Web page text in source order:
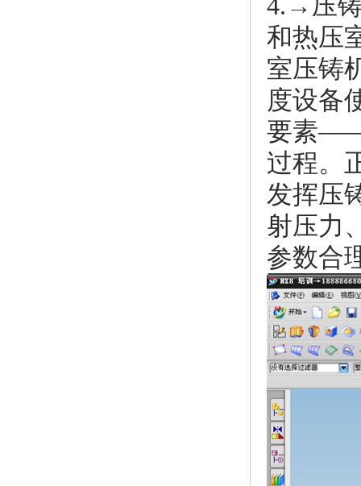
4.→压
和热压
室压铸
度设备
要素——
过程。
发挥压
射压力
参数合